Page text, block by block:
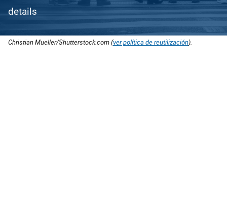
details
Christian Mueller/Shutterstock.com (ver política de reutilización).